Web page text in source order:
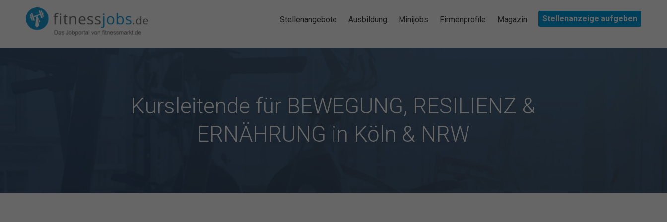
Stellenangebote Ausbildung Minijobs Firmenprofile Magazin Stellenanzeige aufgeben
Kursleitende für BEWEGUNG, RESILIENZ &
ERNÄHRUNG in Köln & NRW